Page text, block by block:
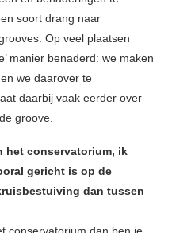
soort drang naar
Op veel plaatsen
manier benaderd: we maken
we daarover te
daarbij vaak eerder over
groove.
het conservatorium, ik
gericht is op de
dan tussen
conservatorium dan ben je